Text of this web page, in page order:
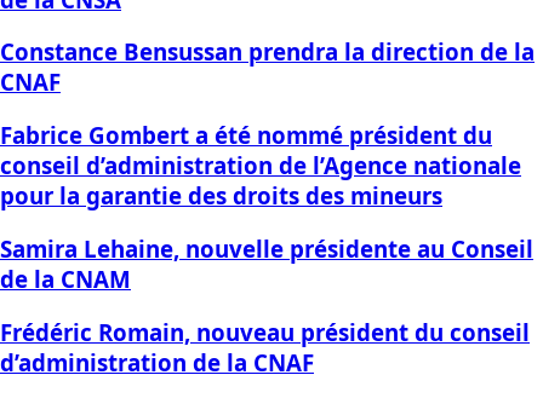
Constance Bensussan prendra la direction de la
CNAF
Fabrice Gombert a été nommé président du
conseil d’administration de l’Agence nationale
pour la garantie des droits des mineurs
Samira Lehaine, nouvelle présidente au Conseil
de la CNAM
Frédéric Romain, nouveau président du conseil
d’administration de la CNAF